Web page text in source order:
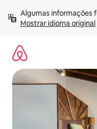
para
Mostrar idioma original